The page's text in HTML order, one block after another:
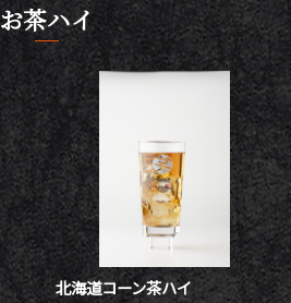
お茶ハイ
北海道コーン茶ハイ